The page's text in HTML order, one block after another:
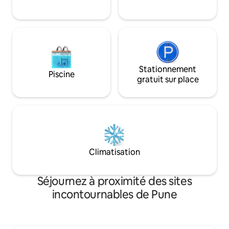
plus encore.
Piscine
Stationnement
gratuit sur place
Climatisation
Séjournez à proximité des sites
incontournables de Pune